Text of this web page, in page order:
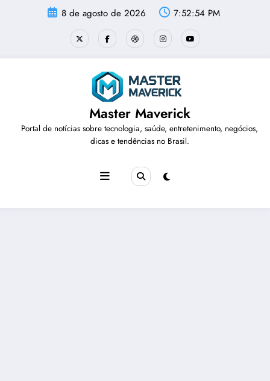
8 de agosto de 2026 7:52:54 PM
Master Maverick
Portal de notícias sobre tecnologia, saúde, entretenimento, negócios,
dicas e tendências no Brasil.